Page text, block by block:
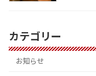
カテゴリー
お知らせ